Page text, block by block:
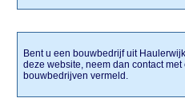
Bent u een bouwbedrijf uit
deze website, neem dan contact
bouwbedrijven vermeld.